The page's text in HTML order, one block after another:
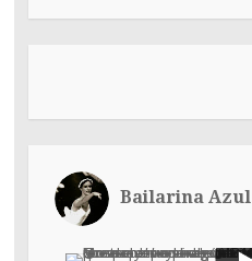
Bailarina Azul